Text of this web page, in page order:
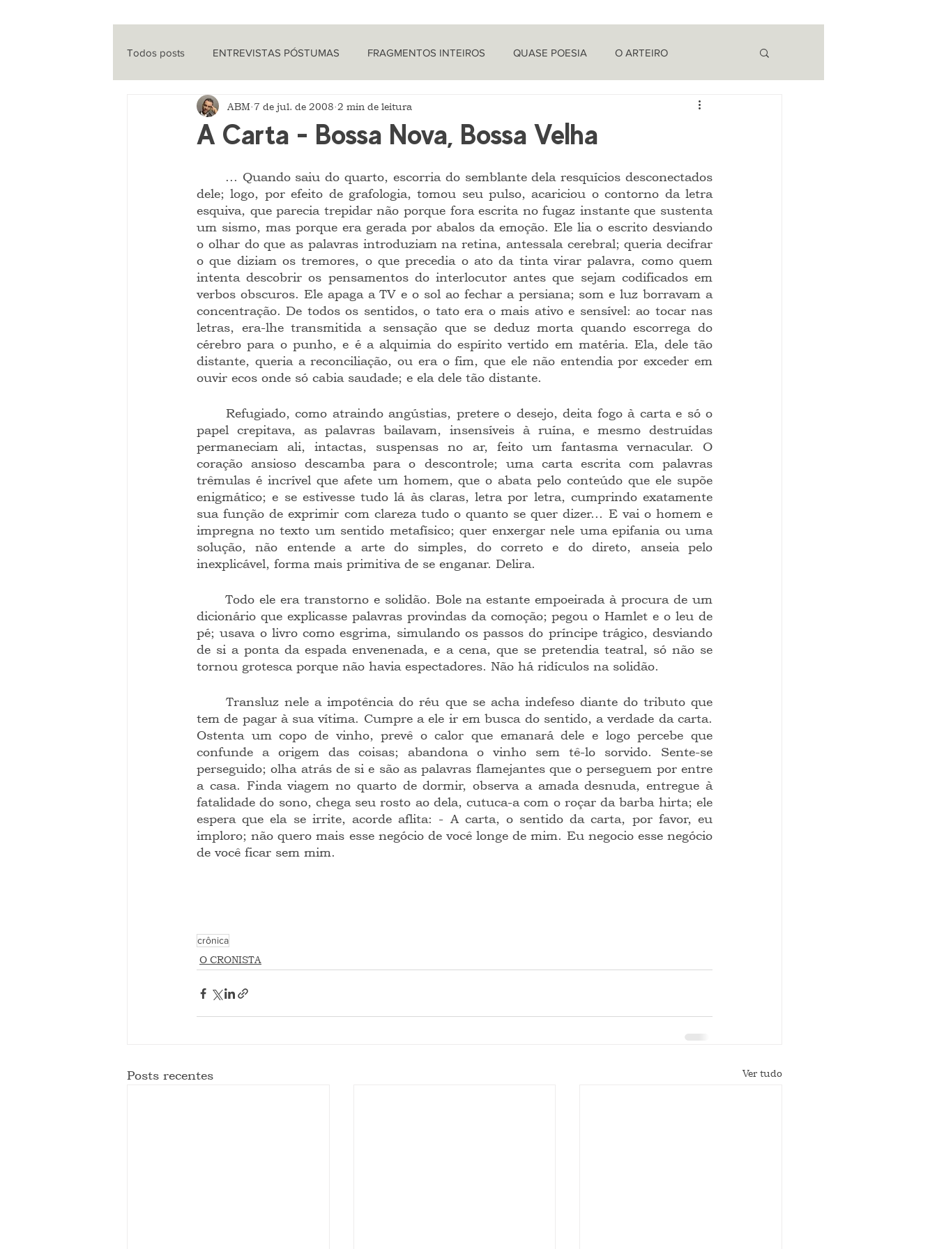
Todos posts ENTREVISTAS PÓSTUMAS FRAGMENTOS INTEIROS QUASE POESIA O ARTEIRO
ENTREVISTAS CINEMA PROVOCAÇÕES NADA FILOSÓFICAS
A Carta - Bossa Nova, Bossa Velha
ABM 7 de jul. de 2008 2 min de leitura
dele; logo, por efeito de grafologia, tomou seu pulso, acariciou o contorno da letra
esquiva, que parecia trepidar não porque fora escrita no fugaz instante que sustenta
um sismo, mas porque era gerada por abalos da emoção. Ele lia o escrito desviando
o olhar do que as palavras introduziam na retina, antessala cerebral; queria decifrar
o que diziam os tremores, o que precedia o ato da tinta virar palavra, como quem
intenta descobrir os pensamentos do interlocutor antes que sejam codificados em
verbos obscuros. Ele apaga a TV e o sol ao fechar a persiana; som e luz borravam a
concentração. De todos os sentidos, o tato era o mais ativo e sensível: ao tocar nas
letras, era-lhe transmitida a sensação que se deduz morta quando escorrega do
cérebro para o punho, e é a alquimia do espírito vertido em matéria. Ela, dele tão
distante, queria a reconciliação, ou era o fim, que ele não entendia por exceder em
ouvir ecos onde só cabia saudade; e ela dele tão distante.
papel crepitava, as palavras bailavam, insensíveis à ruína, e mesmo destruídas
permaneciam ali, intactas, suspensas no ar, feito um fantasma vernacular. O
coração ansioso descamba para o descontrole; uma carta escrita com palavras
trêmulas é incrível que afete um homem, que o abata pelo conteúdo que ele supõe
enigmático; e se estivesse tudo lá às claras, letra por letra, cumprindo exatamente
sua função de exprimir com clareza tudo o quanto se quer dizer... E vai o homem e
impregna no texto um sentido metafísico; quer enxergar nele uma epifania ou uma
solução, não entende a arte do simples, do correto e do direto, anseia pelo
inexplicável, forma mais primitiva de se enganar. Delira.
dicionário que explicasse palavras provindas da comoção; pegou o Hamlet e o leu de
pé; usava o livro como esgrima, simulando os passos do príncipe trágico, desviando
de si a ponta da espada envenenada, e a cena, que se pretendia teatral, só não se
tornou grotesca porque não havia espectadores. Não há ridículos na solidão.
	Transluz nele a impotência do réu que se acha indefeso diante do tributo que
tem de pagar à sua vítima. Cumpre a ele ir em busca do sentido, a verdade da carta.
Ostenta um copo de vinho, prevê o calor que emanará dele e logo percebe que
confunde a origem das coisas; abandona o vinho sem tê-lo sorvido. Sente-se
perseguido; olha atrás de si e são as palavras flamejantes que o perseguem por entre
a casa. Finda viagem no quarto de dormir, observa a amada desnuda, entregue à
fatalidade do sono, chega seu rosto ao dela, cutuca-a com o roçar da barba hirta; ele
espera que ela se irrite, acorde aflita: - A carta, o sentido da carta, por favor, eu
imploro; não quero mais esse negócio de você longe de mim. Eu negocio esse negócio
de você ficar sem mim.
crônica
O CRONISTA
Posts recentes Ver tudo